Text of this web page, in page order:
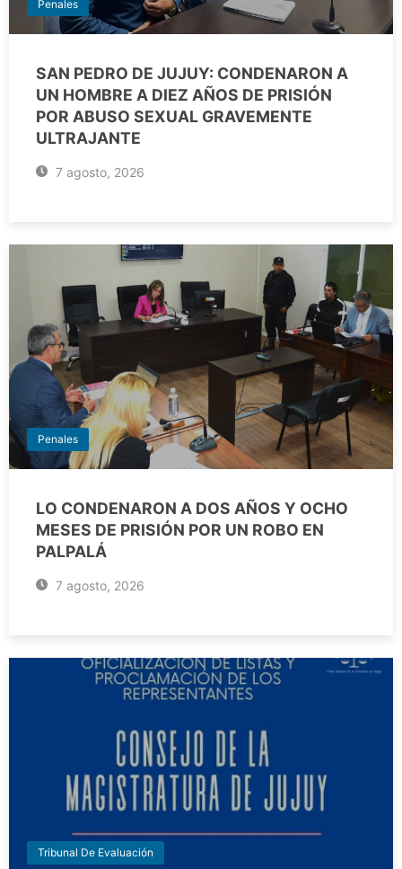
Penales
SAN PEDRO DE JUJUY: CONDENARON A
UN HOMBRE A DIEZ AÑOS DE PRISIÓN
POR ABUSO SEXUAL GRAVEMENTE
ULTRAJANTE
7 agosto, 2026
Penales
LO CONDENARON A DOS AÑOS Y OCHO
MESES DE PRISIÓN POR UN ROBO EN
PALPALÁ
7 agosto, 2026
Tribunal De Evaluación